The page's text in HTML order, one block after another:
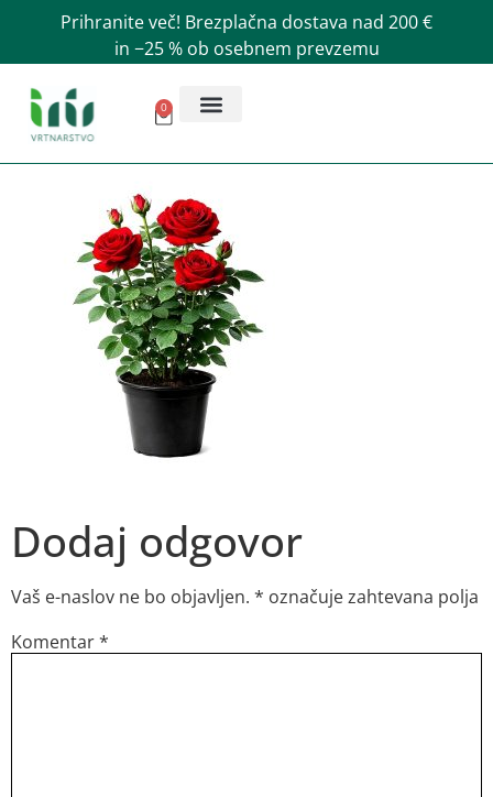
Prihranite več! Brezplačna dostava nad 200 €
in −25 % ob osebnem prevzemu
0
Dodaj odgovor
Vaš e-naslov ne bo objavljen. * označuje zahtevana polja
Komentar*